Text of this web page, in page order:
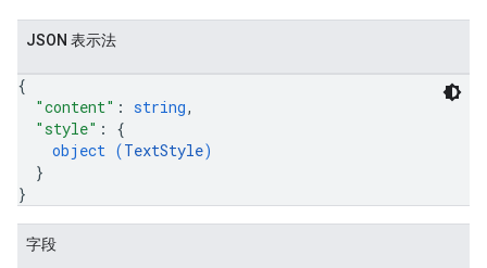
JSON 表示法
{
"content" : string,
"style" : {
object (TextStyle)
}
}
字段